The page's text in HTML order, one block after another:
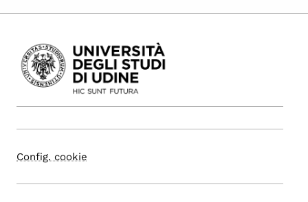
Config. cookie